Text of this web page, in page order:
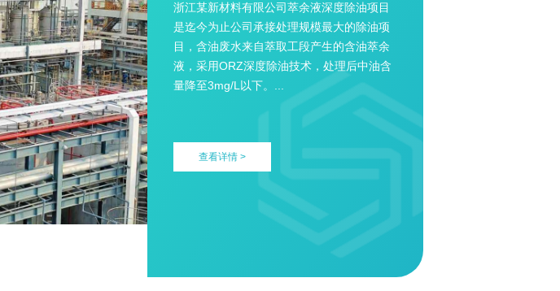
广东某科技有限公司脱氨精馏热泵节能改造
项目是采用我公司热泵节能余热回收技术，
改造后吨水蒸汽耗量节约60%，减少循环水
量约60%，碳排放量减少约52%，每年为客
户节约综合运行费用1000万元。...
查看详情 >